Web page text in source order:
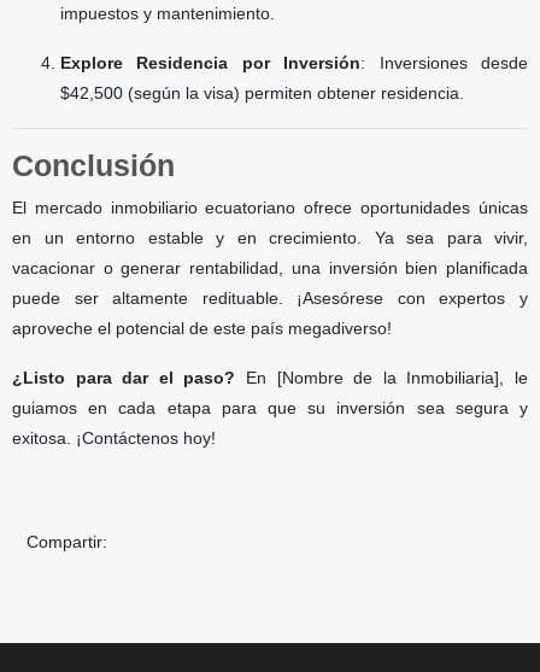
impuestos y mantenimiento.
Explore Residencia por Inversión: Inversiones desde
$42,500 (según la visa) permiten obtener residencia.
Conclusión
El mercado inmobiliario ecuatoriano ofrece oportunidades únicas
en un entorno estable y en crecimiento. Ya sea para vivir,
vacacionar o generar rentabilidad, una inversión bien planificada
puede ser altamente redituable. ¡Asesórese con expertos y
aproveche el potencial de este país megadiverso!
¿Listo para dar el paso? En [Nombre de la Inmobiliaria], le
guiamos en cada etapa para que su inversión sea segura y
exitosa. ¡Contáctenos hoy!
Compartir: